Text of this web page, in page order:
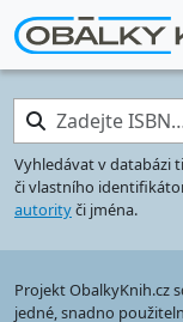
Zadejte ISBN…
Vyhledávat v databázi
či vlastního
autorityči jména.
Projekt ObalkyKnih.cz
jedné, snadno